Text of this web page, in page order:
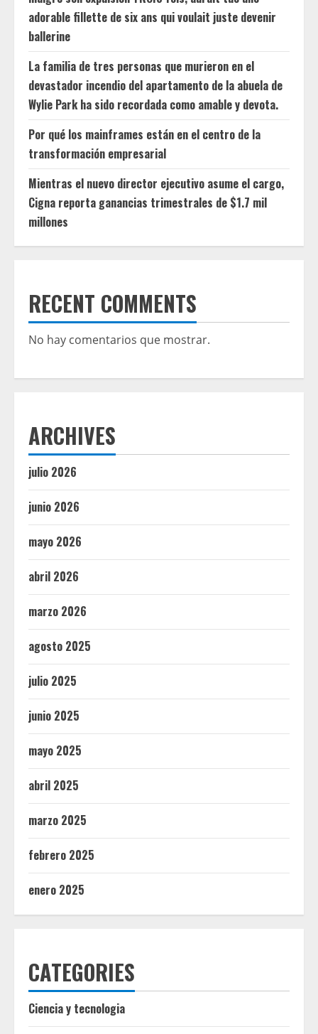
adorable fillette de six ans qui voulait juste devenir
ballerine
La familia de tres personas que murieron en el
devastador incendio del apartamento de la abuela de
Wylie Park ha sido recordada como amable y devota.
Por qué los mainframes están en el centro de la
transformación empresarial
Mientras el nuevo director ejecutivo asume el cargo,
Cigna reporta ganancias trimestrales de $1.7 mil
millones
RECENT COMMENTS
No hay comentarios que mostrar.
ARCHIVES
julio 2026
junio 2026
mayo 2026
abril 2026
marzo 2026
agosto 2025
julio 2025
junio 2025
mayo 2025
abril 2025
marzo 2025
febrero 2025
enero 2025
CATEGORIES
Ciencia y tecnologia